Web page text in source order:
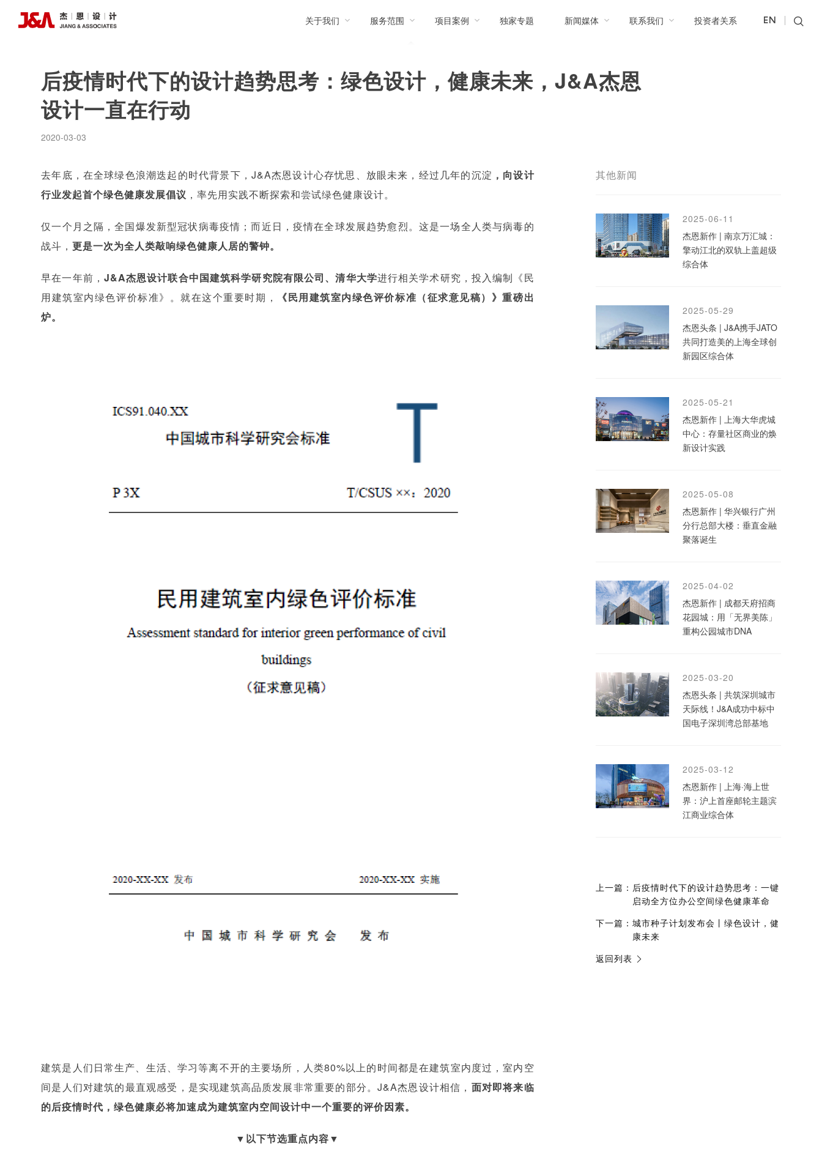
关于我们 服务范围 项目案例 独家专题 新闻媒体 联系我们 投资者关系 EN
后疫情时代下的设计趋势思考：绿色设计，健康未来，J&A杰恩
设计一直在行动
2020-03-03
去年底，在全球绿色浪潮迭起的时代背景下，J&A杰恩设计心存忧思、放眼未来，经过几年的沉淀 ，向设计
行业发起首个绿色健康发展倡议 ，率先用实践不断探索和尝试绿色健康设计。
仅一个月之隔，全国爆发新型冠状病毒疫情；而近日，疫情在全球发展趋势愈烈。这是一场全人类与病毒的
战斗，更是一次为全人类敲响绿色健康人居的警钟。
早在一年前， J&A杰恩设计联合中国建筑科学研究院有限公司、清华大学进行相关学术研究，投入编制《民
用建筑室内绿色评价标准》。就在这个重要时期，
《民用建筑室内绿色评价标准（征求意见稿）》重磅出
炉。
建筑是人们日常生产、生活、学习等离不开的主要场所，人类80%以上的时间都是在建筑室内度过，室内空
间是人们对建筑的最直观感受，是实现建筑高品质发展非常重要的部分。J&A杰恩设计相信， 面对即将来临
的后疫情时代，绿色健康必将加速成为建筑室内空间设计中一个重要的评价因素。
▼以下节选重点内容▼
其他新闻
2025-06-11
杰恩新作 | 南京万汇城：
擎动江北的双轨上盖超级
综合体
2025-05-29
杰恩头条 | J&A携手JATO
共同打造美的上海全球创
新园区综合体
2025-05-21
杰恩新作 | 上海大华虎城
中心：存量社区商业的焕
新设计实践
2025-05-08
杰恩新作 | 华兴银行广州
分行总部大楼：垂直金融
聚落诞生
2025-04-02
杰恩新作 | 成都天府招商
花园城：用「无界美陈」
重构公园城市DNA
2025-03-20
杰恩头条 | 共筑深圳城市
天际线！J&A成功中标中
国电子深圳湾总部基地
2025-03-12
杰恩新作 | 上海·海上世
界：沪上首座邮轮主题滨
江商业综合体
上一篇： 后疫情时代下的设计趋势思考：一键
启动全方位办公空间绿色健康革命
下一篇：城市种子计划发布会丨绿色设计，健
康未来
返回列表